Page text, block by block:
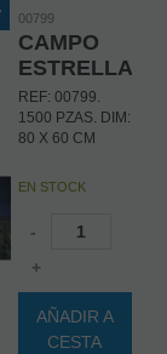
00799
CAMPO
ESTRELLADO
REF: 00799.
1500 PZAS. DIM:
80 X 60 CM
EN STOCK
-
+
AÑADIR A
CESTA